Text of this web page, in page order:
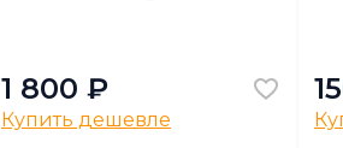
1 800 ₽
Купить дешевле